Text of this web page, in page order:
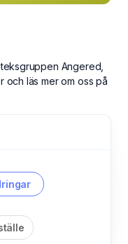
Angered,
och läs mer om oss på